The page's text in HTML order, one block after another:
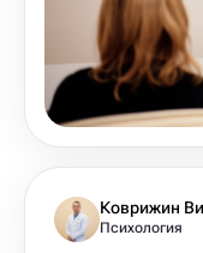
Коврижин
Психология